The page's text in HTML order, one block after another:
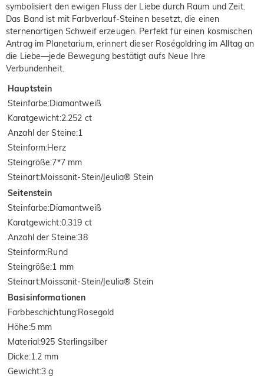
symbolisiert den ewigen Fluss der Liebe durch Raum und Zeit.
Das Band ist mit Farbverlauf-Steinen besetzt, die einen
sternenartigen Schweif erzeugen. Perfekt für einen kosmischen
Antrag im Planetarium, erinnert dieser Roségoldring im Alltag an
die Liebe—jede Bewegung bestätigt aufs Neue Ihre
Verbundenheit.
Hauptstein
Steinfarbe:Diamantweiß
Karatgewicht:2.252 ct
Anzahl der Steine:1
Steinform:Herz
Steingröße:7*7 mm
Steinart:Moissanit-Stein/Jeulia® Stein
Seitenstein
Steinfarbe:Diamantweiß
Karatgewicht:0.319 ct
Anzahl der Steine:38
Steinform:Rund
Steingröße:1 mm
Steinart:Moissanit-Stein/Jeulia® Stein
Basisinformationen
Farbbeschichtung:Rosegold
Höhe:5 mm
Material:925 Sterlingsilber
Dicke:1.2 mm
Gewicht:3 g